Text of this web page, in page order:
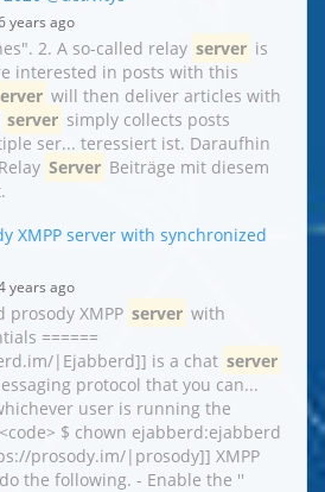
years ago
2. A so-called relay server is
interested in posts with this
will then deliver articles with
server simply collects posts
ser... teressiert ist. Daraufhin
Server Beiträge mit diesem
XMPP server with synchronized
years ago
prosody XMPP server with
======
|Ejabberd]] is a chat server
protocol that you can...
user is running the
$ chown ejabberd:ejabberd
prosody.im/|prosody]] XMPP
the following. - Enable the ''